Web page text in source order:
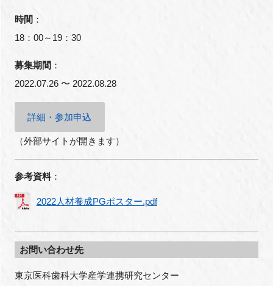
時間 ：
18：00～19：30
募集期間 ：
2022.07.26 〜 2022.08.28
詳細・参加申込
（外部サイトが開きます）
参考資料：
2022人材養成PGポスター.pdf
お問い合わせ先
東京医科歯科大学産学連携研究センター